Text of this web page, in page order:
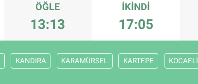
ÖĞLE
13:13
İKINDI
17:05
KANDIRA KARAMÜRSEL KARTEPE KOCAELİ